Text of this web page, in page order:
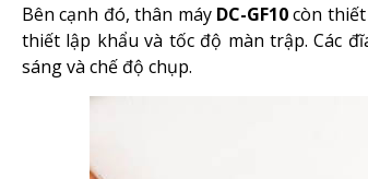
Bên cạnh đó, thân máy DC-GF10còn
thiết lập khẩu và tốc độ màn trập. Các
sáng và chế độ chụp.